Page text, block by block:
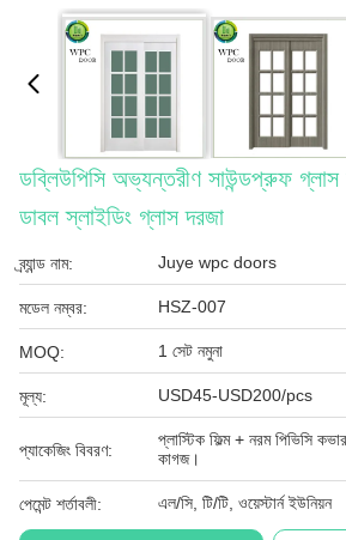
ডব্লিউপিসি অভ্যন্তরীণ সাউন্ডপ্রুফ গ্লাস
ডাবল স্লাইডিং গ্লাস দরজা
ব্র্যান্ড নাম: Juye wpc doors
মডেল নম্বর: HSZ-007
MOQ: 1 সেট নমুনা
মূল্য: USD45-USD200/pcs
প্যাকেজিং বিবরণ:
প্লাস্টিক ফিল্ম + নরম পিভিসি
কাগজ।
পেমেন্ট শর্তাবলী: এল/সি, টি/টি, ওয়েস্টার্ন ইউনিয়ন